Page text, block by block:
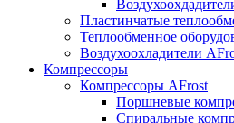
Пластинчатые
Теплообменное
Воздухоохладители
Компрессоры
Компрессоры AFrost
Поршневые
Спиральные